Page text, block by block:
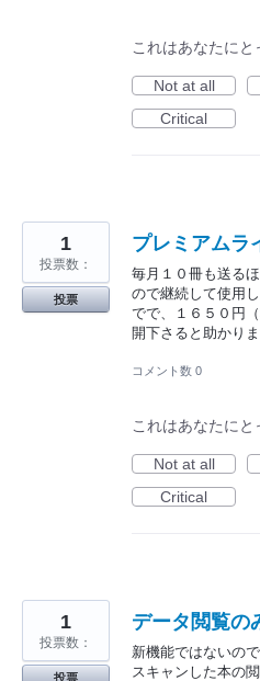
これはあなたに
Not at all
Critical
プレミアムラ
毎月１０冊も送る
ので継続して使用
でで、１６５０円
開下さると助かりま
1
投票数：
投票
コメント数 0
これはあなたに
Not at all
Critical
データ閲覧の
新機能ではないので
スキャンした本の
1
投票数：
投票